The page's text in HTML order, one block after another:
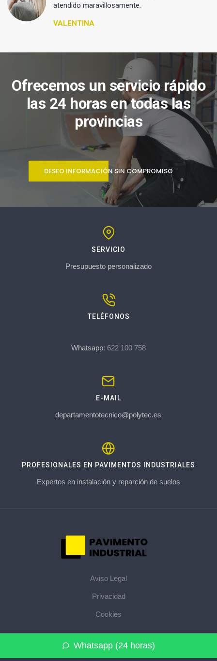
Whatsapp (24 horas)
atendido maravillosamente.
VALENTINA
Ofrecemos un servicio rápido
las 24 horas en todas las
provincias
DESEO INFORMACIÓN SIN COMPROMISO
SERVICIO
Presupuesto personalizado
TELÉFONOS
Whatsapp: 622 100 758
E-MAIL
departamentotecnico@polytec.es
PROFESIONALES EN PAVIMENTOS INDUSTRIALES
Expertos en instalación y reparción de suelos
Aviso Legal
Privacidad
Cookies
© 2026 pavimentoindustrial.pro · La web de pavimentos
industriales de su provincia · Mapa del sitio